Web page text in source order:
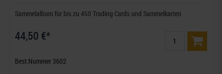
Sammelalbum für bis zu 450 Trading Cards und Sammelkarten
44,50 €*
Best.Nummer 3602